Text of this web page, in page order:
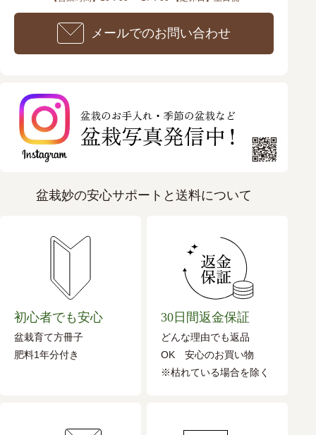
メールでのお問い合わせ
盆栽妙の安心サポートと送料について
初心者でも安心
盆栽育て方冊子
肥料1年分付き
30日間返金保証
どんな理由でも返品
OK 安心のお買い物
※枯れている場合を除く